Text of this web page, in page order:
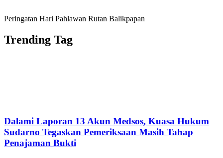
Peringatan Hari Pahlawan Rutan Balikpapan
Trending Tag
Dalami Laporan 13 Akun Medsos, Kuasa Hukum
Sudarno Tegaskan Pemeriksaan Masih Tahap
Penajaman Bukti